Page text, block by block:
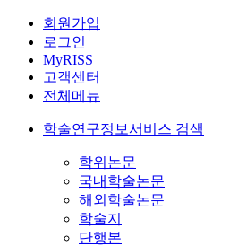
회원가입
로그인
MyRISS
고객센터
전체메뉴
학술연구정보서비스 검색
학위논문
국내학술논문
해외학술논문
학술지
단행본